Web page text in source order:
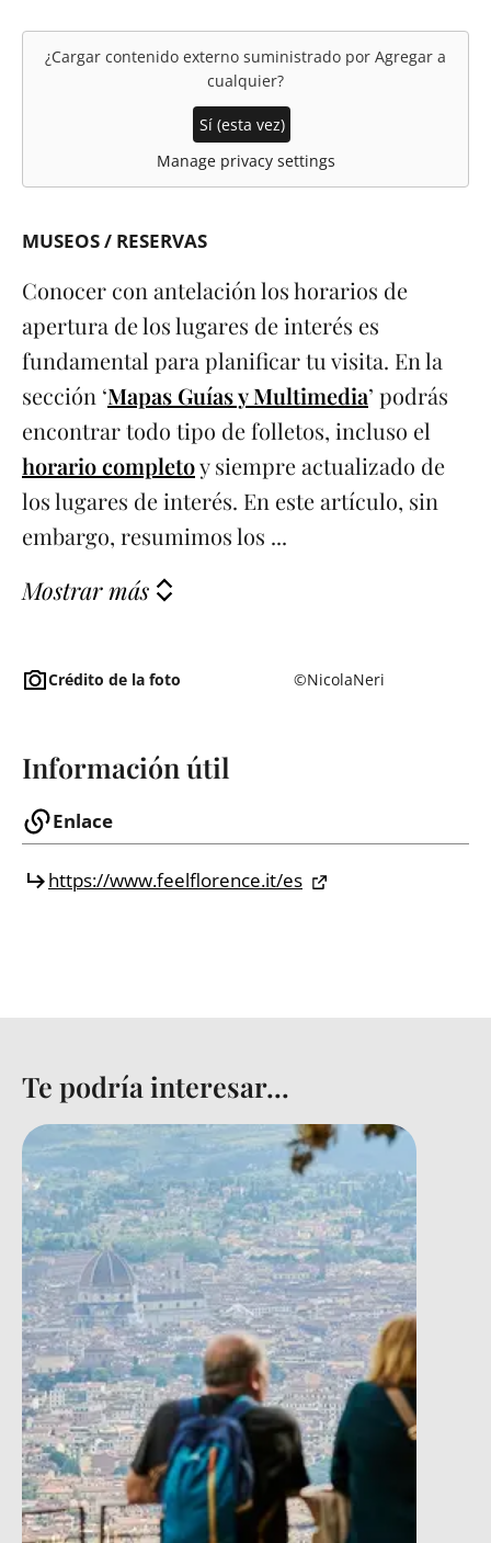
¿Cargar contenido externo suministrado por Agregar a
cualquier?
Sí (esta vez)
Manage privacy settings
MUSEOS / RESERVAS
Conocer con antelación los horarios de
apertura de los lugares de interés es
fundamental para planificar tu visita. En la
sección ‘Mapas Guías y Multimedia’ podrás
encontrar todo tipo de folletos, incluso el
horario completoy siempre actualizado de
los lugares de interés. En este artículo, sin
embargo, resumimos los ...
Mostrar más
Crédito de la foto ©NicolaNeri
Información útil
Enlace
https://www.feelflorence.it/es
Te podría interesar...